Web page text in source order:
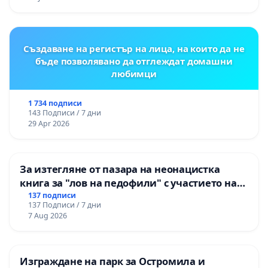
„Тракия“ - гр. Ихтиман - с. Мирово - к.к.
Създаване на регистър на лица, на които да не
бъде позволявано да отглеждат домашни
любимци
1 734 подписи
143 Подписи / 7 дни
29 Apr 2026
За изтегляне от пазара на неонацистка
книга за "лов на педофили" с участието на
деца
137 подписи
137 Подписи / 7 дни
7 Aug 2026
Изграждане на парк за Остромила и